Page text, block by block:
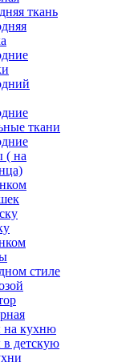
ткань
ткани
( на
стиле
кухню
детскую